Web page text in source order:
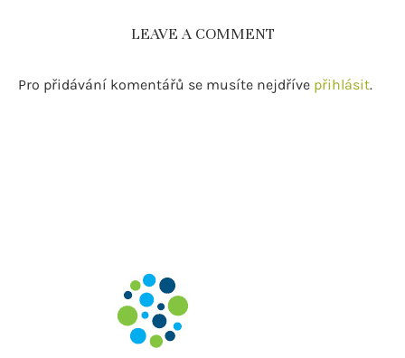
LEAVE A COMMENT
Pro přidávání komentářů se musíte nejdříve přihlásit.